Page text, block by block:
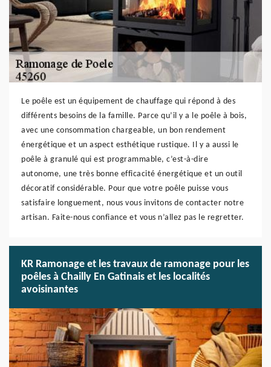
Le poêle est un équipement de chauffage qui répond à des
différents besoins de la famille. Parce qu’il y a le poêle à bois,
avec une consommation chargeable, un bon rendement
énergétique et un aspect esthétique rustique. Il y a aussi le
poêle à granulé qui est programmable, c’est-à-dire
autonome, une très bonne efficacité énergétique et un outil
décoratif considérable. Pour que votre poêle puisse vous
satisfaire longuement, nous vous invitons de contacter notre
artisan. Faite-nous confiance et vous n’allez pas le regretter.
KR Ramonage et les travaux de ramonage pour les
poêles à Chailly En Gatinais et les localités
avoisinantes